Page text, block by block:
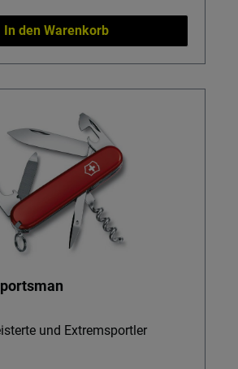
In den Warenkorb
und Extremsportler